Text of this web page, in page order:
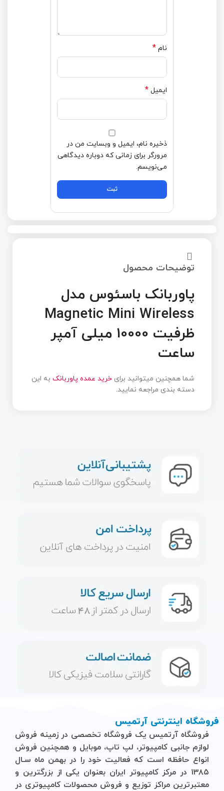
نام *
ایمیل *
ذخیره نام، ایمیل و وبسایت من در
مرورگر برای زمانی که دوباره دیدگاهی
می‌نویسم.
توضیحات محصول
پاوربانک باسئوس مدل
Magnetic Mini Wireless
ظرفیت 10000 میلی آمپر
ساعت
شما همچنین میتوانید برای خرید عمده پاوربانک به این
دسته بندی مراجعه نمایید.
فروشگاه اینترنتی آرتمیس
فروشگاه آرتمیس یک فروشگاه تخصصی در زمینه فروش
لوازم جانبی کامپیوتر، لپ تاپ، موبایل و ‌همچنین فروش
انواع حافظه است که فعالیت خود را در بهمن ماه سـال
۱۳۸۵ در مرکز کامپیوتر ایران بعنوان یکی از بزرگترین و
معتبرترین مراکز توزیع و فروش محصولات کامپیوتری در